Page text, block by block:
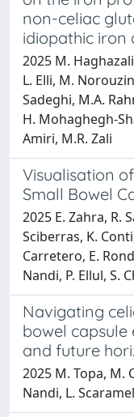
non-celiac
idiopathic iron
2025 M.
L. Elli, M.
Sadeghi, M.A.
H. Mohaghegh-
Amiri, M.R. Zali
Visualisation
Small Bowel
2025 E. Zahra, R.
Sciberras, K.
Carretero, E.
Nandi, P. Ellul, S.
Navigating
bowel
and future
2025 M. Topa, M.
Nandi, L.